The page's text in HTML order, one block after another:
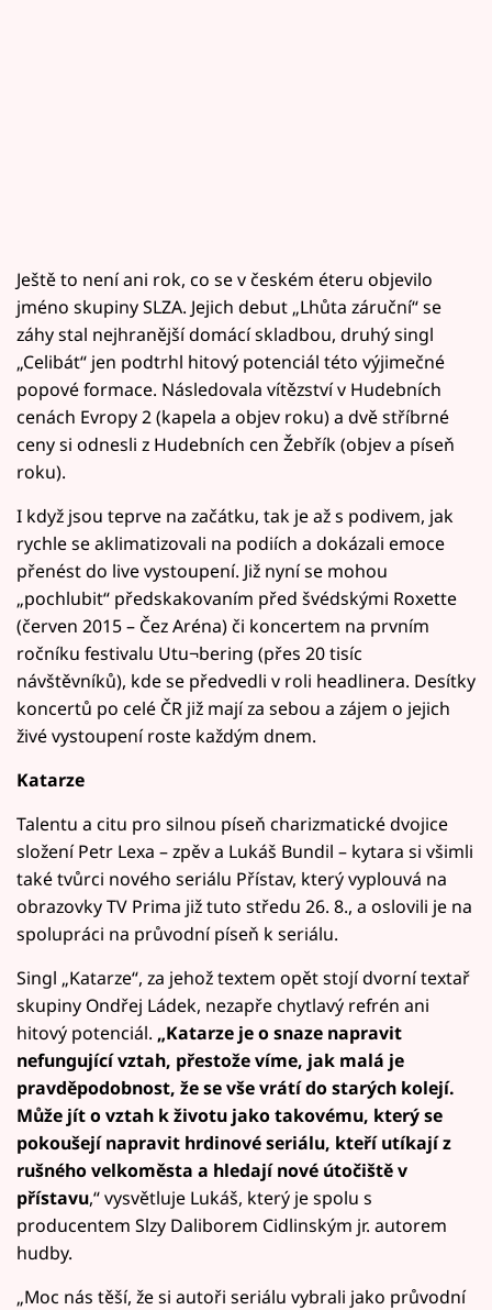
Ještě to není ani rok, co se v českém éteru objevilo
jméno skupiny SLZA. Jejich debut „Lhůta záruční“ se
záhy stal nejhranější domácí skladbou, druhý singl
„Celibát“ jen podtrhl hitový potenciál této výjimečné
popové formace. Následovala vítězství v Hudebních
cenách Evropy 2 (kapela a objev roku) a dvě stříbrné
ceny si odnesli z Hudebních cen Žebřík (objev a píseň
roku).
I když jsou teprve na začátku, tak je až s podivem, jak
rychle se aklimatizovali na podiích a dokázali emoce
přenést do live vystoupení. Již nyní se mohou
„pochlubit“ předskakovaním před švédskými Roxette
(červen 2015 – Čez Aréna) či koncertem na prvním
ročníku festivalu Utu¬bering (přes 20 tisíc
návštěvníků), kde se předvedli v roli headlinera. Desítky
koncertů po celé ČR již mají za sebou a zájem o jejich
živé vystoupení roste každým dnem.
Katarze
Talentu a citu pro silnou píseň charizmatické dvojice
složení Petr Lexa – zpěv a Lukáš Bundil – kytara si všimli
také tvůrci nového seriálu Přístav, který vyplouvá na
obrazovky TV Prima již tuto středu 26. 8., a oslovili je na
spolupráci na průvodní píseň k seriálu.
Singl „Katarze“, za jehož textem opět stojí dvorní textař
skupiny Ondřej Ládek, nezapře chytlavý refrén ani
hitový potenciál. „Katarze je o snaze napravit
nefungující vztah, přestože víme, jak malá je
pravděpodobnost, že se vše vrátí do starých kolejí.
Může jít o vztah k životu jako takovému, který se
pokoušejí napravit hrdinové seriálu, kteří utíkají z
rušného velkoměsta a hledají nové útočiště v
přístavu,“ vysvětluje Lukáš, který je spolu s
producentem Slzy Daliborem Cidlinským jr. autorem
hudby.
„Moc nás těší, že si autoři seriálu vybrali jako průvodní